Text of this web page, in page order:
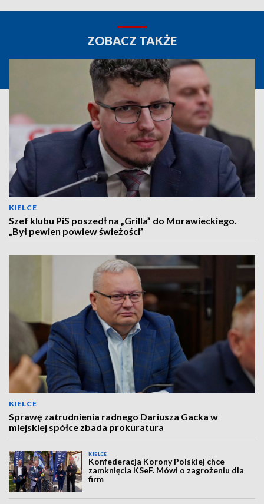
ZOBACZ TAKŻE
KIELCE
Szef klubu PiS poszedł na „Grilla” do Morawieckiego.
„Był pewien powiew świeżości”
KIELCE
Sprawę zatrudnienia radnego Dariusza Gacka w
miejskiej spółce zbada prokuratura
KIELCE
Konfederacja Korony Polskiej chce
zamknięcia KSeF. Mówi o zagrożeniu dla
firm